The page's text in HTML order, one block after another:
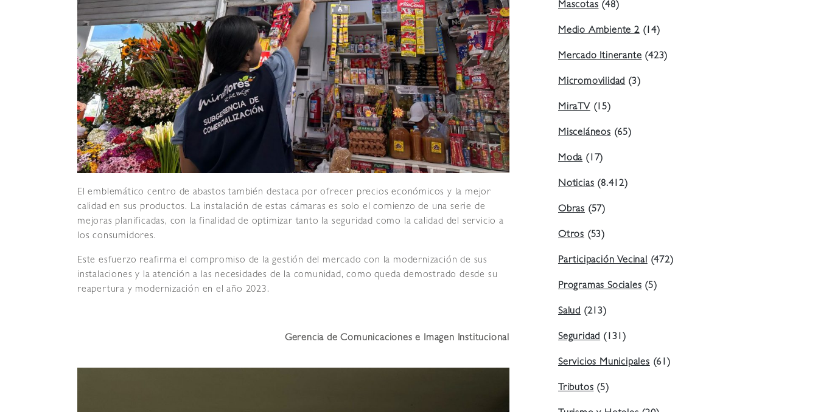
El emblemático centro de abastos también destaca por ofrecer precios económicos y la mejor
calidad en sus productos. La instalación de estas cámaras es solo el comienzo de una serie de
mejoras planificadas, con la finalidad de optimizar tanto la seguridad como la calidad del servicio a
los consumidores.
Este esfuerzo reafirma el compromiso de la gestión del mercado con la modernización de sus
instalaciones y la atención a las necesidades de la comunidad, como queda demostrado desde su
reapertura y modernización en el año 2023.
Gerencia de Comunicaciones e Imagen Institucional
Mascotas(48)
Medio Ambiente 2(14)
Mercado Itinerante(423)
Micromovilidad(3)
MiraTV(15)
Misceláneos(65)
Moda(17)
Noticias(8.412)
Obras (57)
Otros (53)
Participación Vecinal(472)
Programas Sociales(5)
Salud (213)
Seguridad(131)
Servicios Municipales(61)
Tributos(5)